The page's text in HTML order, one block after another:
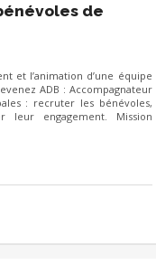
de
et l’animation d’une équipe
ADB : Accompagnateur
: recruter les bénévoles,
leur engagement. Mission